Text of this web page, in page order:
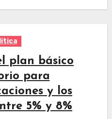
plan básico
para
y los
5% y 8%